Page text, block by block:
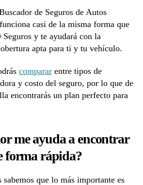
de Seguros de Autos
casi de la misma forma que
y te ayudará con la
apta para ti y tu vehículo.
comparar entre tipos de
y costo del seguro, por lo que de
encontrarás un plan perfecto para
me ayuda a encontrar
forma rápida?
que lo más importante es